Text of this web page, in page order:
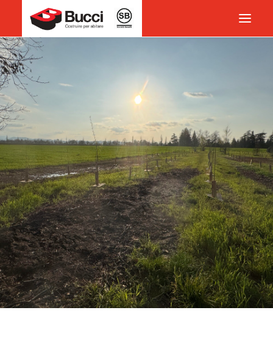
HOME
COSTRUIRE PER ABITARE
CHI SIAMO
COSA FACCIAMO
IMPEGNO PER IL TERRITORIO
CASE HISTORY
NEWS
CONTATTI
VOCABOLARIO
RICERCA